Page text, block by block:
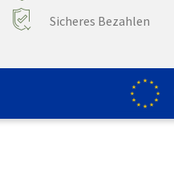
Sicheres Bezahlen